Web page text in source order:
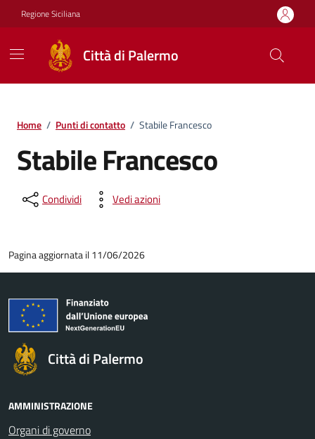
Vai ai contenuti
Vai al footer
Regione Siciliana
Città di Palermo
Home / Punti di contatto / Stabile Francesco
Stabile Francesco
Condividi Vedi azioni
Pagina aggiornata il 11/06/2026
Città di Palermo
AMMINISTRAZIONE
Organi di governo